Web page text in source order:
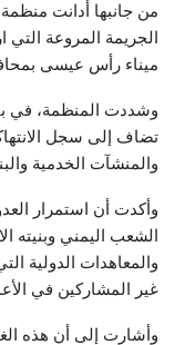
من جانبها أدانت
الجريمة المروعة التي
ميناء رأس عيسى
وشددت المنظمة، في
تضاف إلى سجل
والمنشآت الخدمية
وأكدت أن استمرار
الشعب اليمني وبنيته
والمعاهدات الدولية
غير المشاركين في